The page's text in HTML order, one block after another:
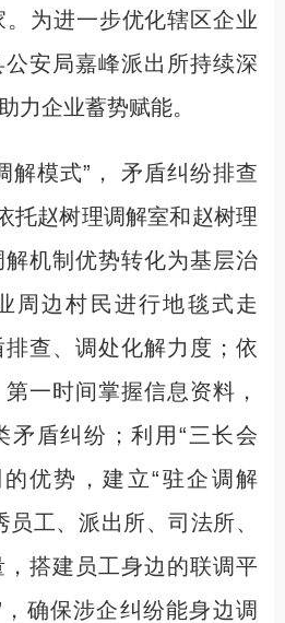
为进一步优化辖区企业
安局嘉峰派出所持续深
力企业蓄势赋能。
模式”， 矛盾纠纷排查
托赵树理调解室和赵树理
机制优势转化为基层治
周边村民进行地毯式走
查、调处化解力度；依
一时间掌握信息资料，
矛盾纠纷；利用“三长会
优势，建立“驻企调解
员工、派出所、司法所、
搭建员工身边的联调平
确保涉企纠纷能身边调